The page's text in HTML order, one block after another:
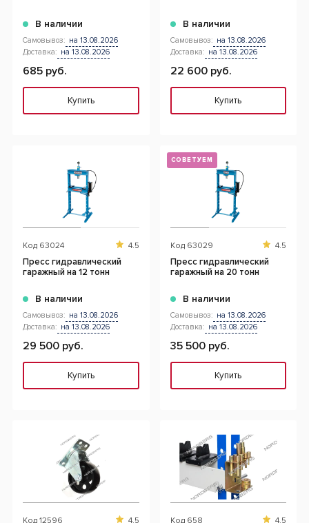
В наличии
Самовывоз: на 13.08.2026
Доставка: на 13.08.2026
685 руб.
Купить
В наличии
Самовывоз: на 13.08.2026
Доставка: на 13.08.2026
22 600 руб.
Купить
Код 63024 4.5
Пресс гидравлический
гаражный на 12 тонн
В наличии
Самовывоз: на 13.08.2026
Доставка: на 13.08.2026
29 500 руб.
Купить
СОВЕТУЕМ
Код 63029 4.5
Пресс гидравлический
гаражный на 20 тонн
В наличии
Самовывоз: на 13.08.2026
Доставка: на 13.08.2026
35 500 руб.
Купить
Код 12596 4.5 Код 658 4.5